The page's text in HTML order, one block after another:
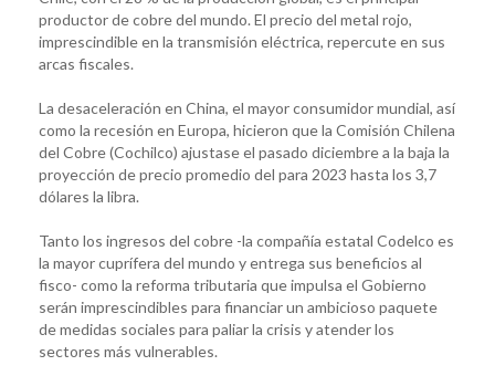
productor de cobre del mundo. El precio del metal rojo,
imprescindible en la transmisión eléctrica, repercute en sus
arcas fiscales.
La desaceleración en China, el mayor consumidor mundial, así
como la recesión en Europa, hicieron que la Comisión Chilena
del Cobre (Cochilco) ajustase el pasado diciembre a la baja la
proyección de precio promedio del para 2023 hasta los 3,7
dólares la libra.
Tanto los ingresos del cobre -la compañía estatal Codelco es
la mayor cuprífera del mundo y entrega sus beneficios al
fisco- como la reforma tributaria que impulsa el Gobierno
serán imprescindibles para financiar un ambicioso paquete
de medidas sociales para paliar la crisis y atender los
sectores más vulnerables.